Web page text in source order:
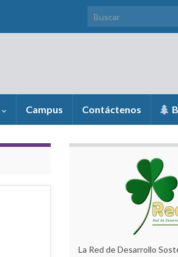
Search for:
Campus Contáctenos
La Red de Desarrollo